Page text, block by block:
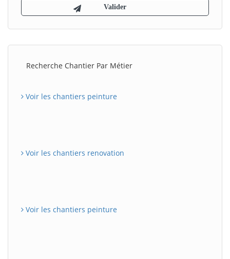
Recherche Chantier Par Métier
Voir les chantiers peinture
Voir les chantiers renovation
Voir les chantiers peinture